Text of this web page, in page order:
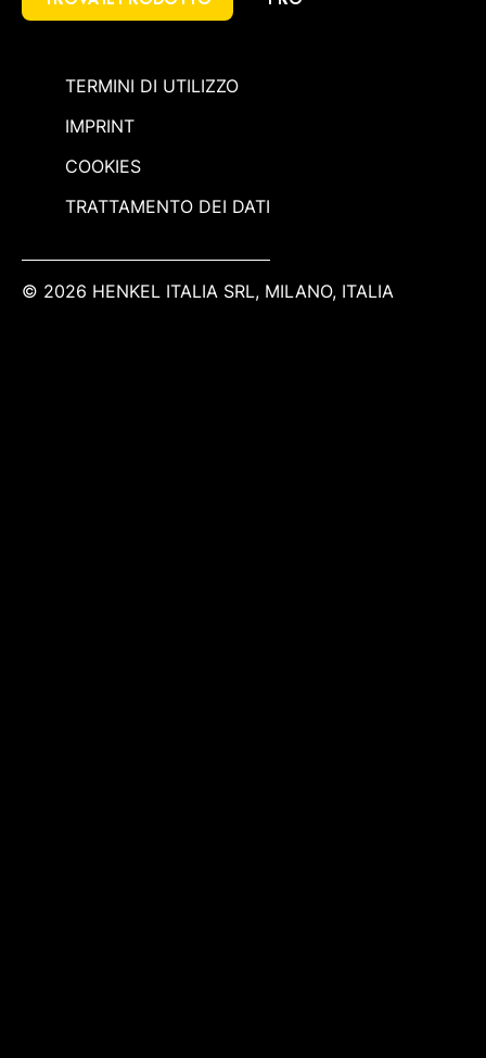
TERMINI DI UTILIZZO
IMPRINT
COOKIES
TRATTAMENTO DEI DATI
© 2026 HENKEL ITALIA SRL, MILANO, ITALIA